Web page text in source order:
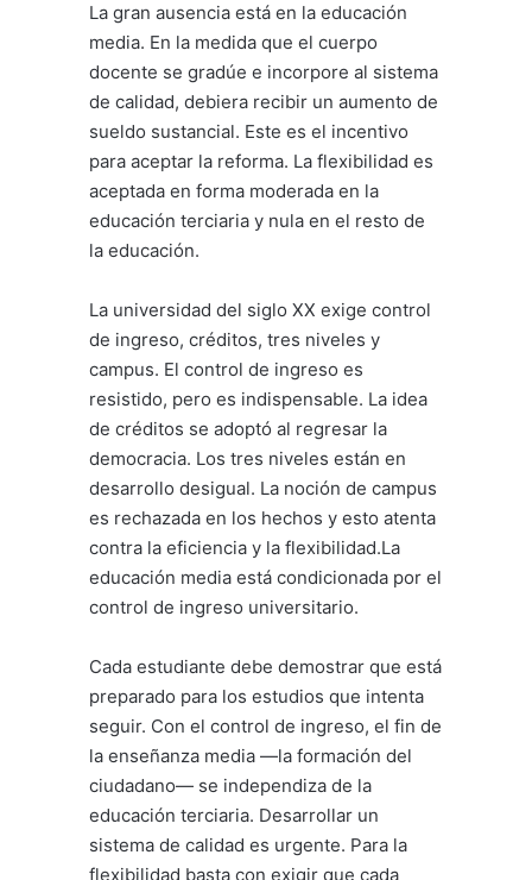
La gran ausencia está en la educación
media. En la medida que el cuerpo
docente se gradúe e incorpore al sistema
de calidad, debiera recibir un aumento de
sueldo sustancial. Este es el incentivo
para aceptar la reforma. La flexibilidad es
aceptada en forma moderada en la
educación terciaria y nula en el resto de
la educación.
La universidad del siglo XX exige control
de ingreso, créditos, tres niveles y
campus. El control de ingreso es
resistido, pero es indispensable. La idea
de créditos se adoptó al regresar la
democracia. Los tres niveles están en
desarrollo desigual. La noción de campus
es rechazada en los hechos y esto atenta
contra la eficiencia y la flexibilidad.La
educación media está condicionada por el
control de ingreso universitario.
Cada estudiante debe demostrar que está
preparado para los estudios que intenta
seguir. Con el control de ingreso, el fin de
la enseñanza media —la formación del
ciudadano— se independiza de la
educación terciaria. Desarrollar un
sistema de calidad es urgente. Para la
flexibilidad basta con exigir que cada